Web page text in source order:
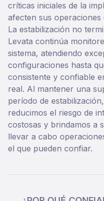
críticas iniciales de la
afecten sus operaciones
La estabilización no
Levata continúa
sistema, atendiendo
configuraciones hasta
consistente y confiable
real. Al mantener una
período de
reducimos el riesgo de
costosas y brindamos a
llevar a cabo
el que pueden confiar.